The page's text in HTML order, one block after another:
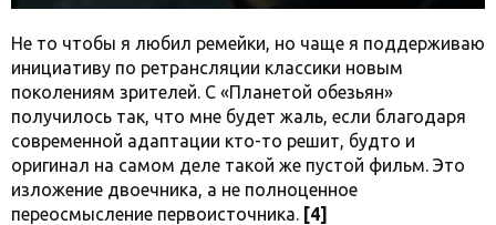
Не то чтобы я любил ремейки, но чаще я поддерживаю
инициативу по ретрансляции классики новым
поколениям зрителей. С «Планетой обезьян»
получилось так, что мне будет жаль, если благодаря
современной адаптации кто-то решит, будто и
оригинал на самом деле такой же пустой фильм. Это
изложение двоечника, а не полноценное
переосмысление первоисточника. [4]